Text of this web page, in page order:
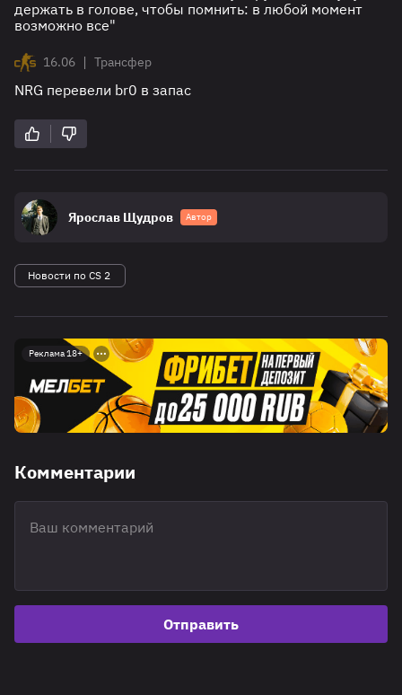
держать в голове, чтобы помнить: в любой момент
возможно все"
16.06 | Трансфер
NRG перевели br0 в запас
Ярослав Щудров Автор
Новости по CS 2
Реклама 18+
Комментарии
Отправить